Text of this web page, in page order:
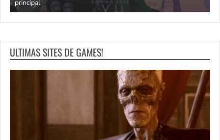
principal
ULTIMAS SITES DE GAMES!